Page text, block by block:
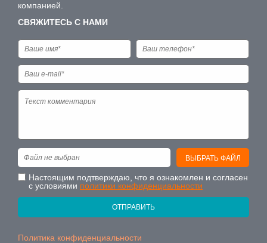
компанией.
СВЯЖИТЕСЬ С НАМИ
ВЫБРАТЬ ФАЙЛ
Файл не выбран
Настоящим подтверждаю, что я ознакомлен и согласен
с условиями политики конфиденциальности
ОТПРАВИТЬ
Политика конфиденциальности